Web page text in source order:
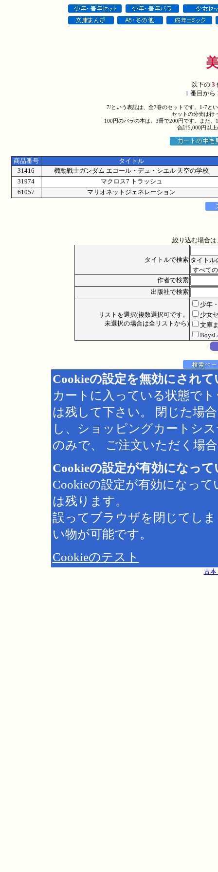
以下の3
1 番目から
7/という表記は、全7巻のセットです。1-7と
セットの分売は行
100円のバラの本は、3冊で200円です。また
合計5,000円以
商品番号
タイトル
31416
機動戦士ガンダム エコール・デュ・シエル 天空の学校
31974
マクロス7 トラッシュ
61057
マリオネットジェネレーション
絞り込む場合
タイトルで検索 タイトル
作者で検索
出版社で検索
リストを選択(複数選択可です。
未選択の場合は全リストから)
少年
少女
文庫
Cookieの設定を無効にされ
カートに入っている状態で
は残して下さい。 閉じた場
し、ショッピングカートシ
のみで、 ご注文いただく場
Cookieの設定が有効になっ
Cookieの設定が有効になっ
は残ります。
誤ってブラウザを閉じてし
い物が可能です。
Cookieのテスト
古本